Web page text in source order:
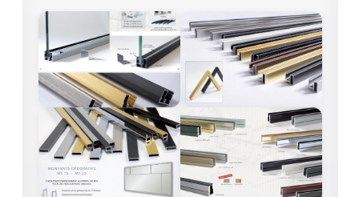
PLEXIGLAS PMMA
DOUBLE VITRAGE
ACCESSOIRES & QUINCAILLERIE
CATALOGUE DE PROFILS ET FIXATION DU
VERRE
LES FIXATIONS POUR MIROIR